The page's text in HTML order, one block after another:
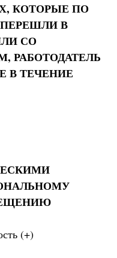
КОТОРЫЕ ПО
В
СО
РАБОТОДАТЕЛЬ
В ТЕЧЕНИЕ
(+)